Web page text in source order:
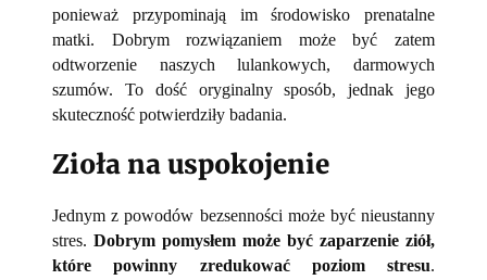
ponieważ przypominają im środowisko prenatalne
matki. Dobrym rozwiązaniem może być zatem
odtworzenie naszych lulankowych, darmowych
szumów. To dość oryginalny sposób, jednak jego
skuteczność potwierdziły badania.
Zioła na uspokojenie
Jednym z powodów bezsenności może być nieustanny
stres. Dobrym pomysłem może być zaparzenie ziół,
które powinny zredukować poziom stresu.